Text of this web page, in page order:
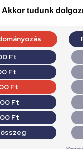
Akkor tudunk